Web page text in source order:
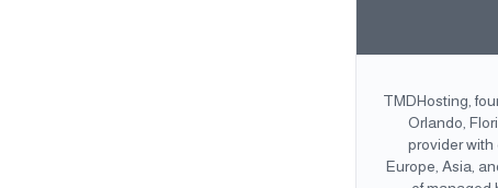
TMDHosting,
Orlando,
provider with
Europe, Asia,